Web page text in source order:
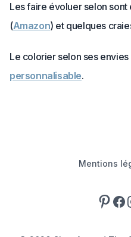
Les faire évoluer selon
(Amazon) et quelques
Le colorier selon ses envies
personnalisable.
Mentions